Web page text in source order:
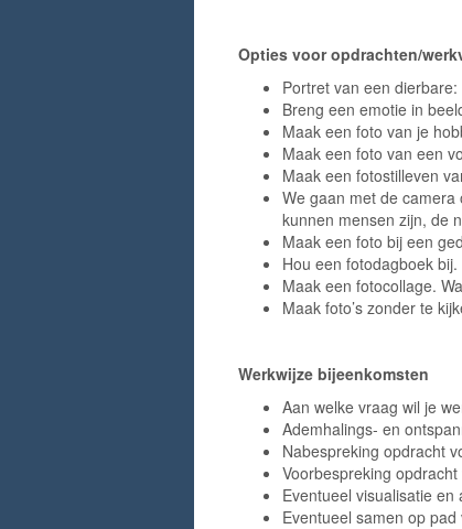
Opties voor opdrachten/
Portret van een
Breng een emotie in
Maak een foto van je
Maak een foto van een
Maak een fotostilleven
We gaan met de camera
kunnen mensen zijn, de
Maak een foto bij een
Hou een fotodagboek bij.
Maak een fotocollage.
Maak foto’s zonder te
Werkwijze bijeenkomsten
Aan welke vraag wil je
Ademhalings- en
Nabespreking opdracht
Voorbespreking
Eventueel visualisatie en
Eventueel samen op